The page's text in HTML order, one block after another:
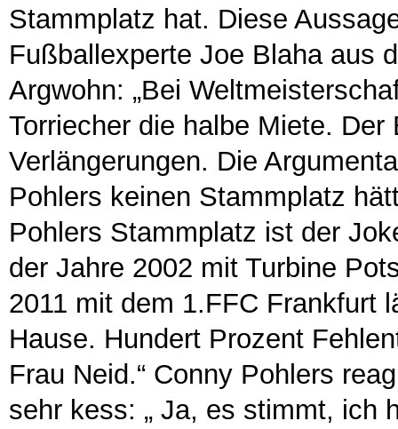
Stammplatz hat. Diese
Fußballexperte Joe Blaha aus
Argwohn: „Bei
Torriecher die halbe Miete.
Verlängerungen. Die
Pohlers keinen Stammplatz
Pohlers Stammplatz ist der
der Jahre 2002 mit Turbine
2011 mit dem 1.FFC Frankfurt
Hause. Hundert Prozent
Frau Neid.“ Conny Pohlers
sehr kess: „ Ja, es stimmt, ich